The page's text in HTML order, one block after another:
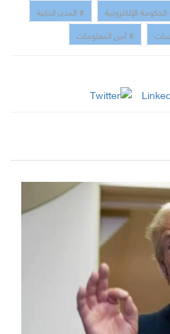
الإلكترونية
# المدن الذكية
# أمن المعلومات